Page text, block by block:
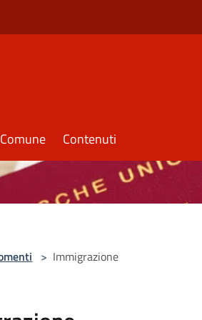
Contenuti
> Immigrazione